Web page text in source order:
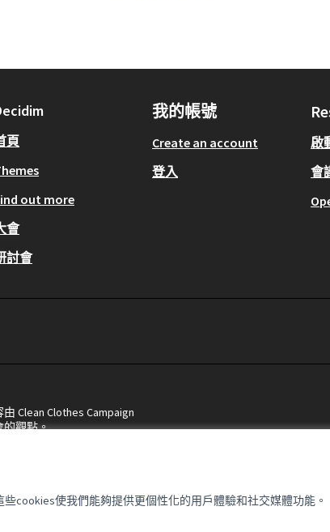
cookies使我們能夠提供更個性化的用戶體驗和社交媒體功能。
頁
out more
會
討會
我的帳號
Create an account
登入
啟
會
Clean Clothes Campaign
的觀點。